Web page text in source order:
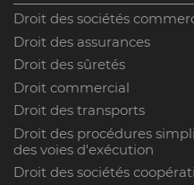
Droit des sociétés
Droit des assurances
Droit des sûretés
Droit commercial
Droit des transports
Droit des procédures
des voies d'exécution
Droit des sociétés